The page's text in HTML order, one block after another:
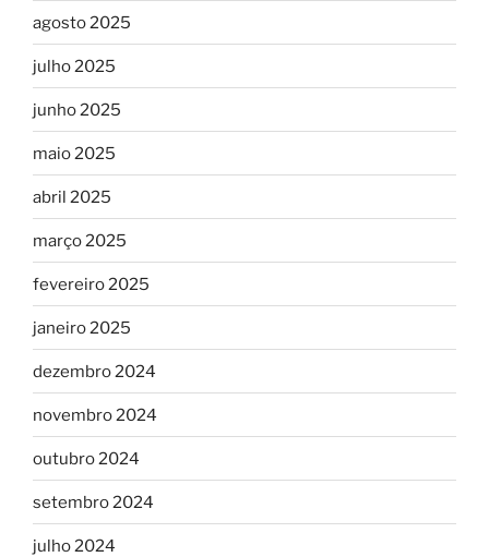
agosto 2025
julho 2025
junho 2025
maio 2025
abril 2025
março 2025
fevereiro 2025
janeiro 2025
dezembro 2024
novembro 2024
outubro 2024
setembro 2024
julho 2024